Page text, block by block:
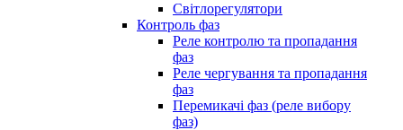
Світлорегулятори
Контроль фаз
Реле контролю та пропадання
фаз
Реле чергування та пропадання
фаз
Перемикачі фаз (реле вибору
фаз)